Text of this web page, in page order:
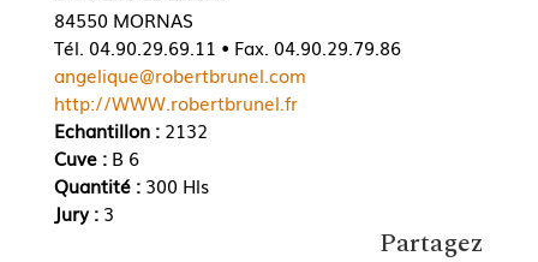
84550 MORNAS
Tél. 04.90.29.69.11 • Fax. 04.90.29.79.86
angelique@robertbrunel.com
http://WWW.robertbrunel.fr
Echantillon :2132
Cuve : B 6
Quantité : 300 Hls
Jury : 3
Partagez